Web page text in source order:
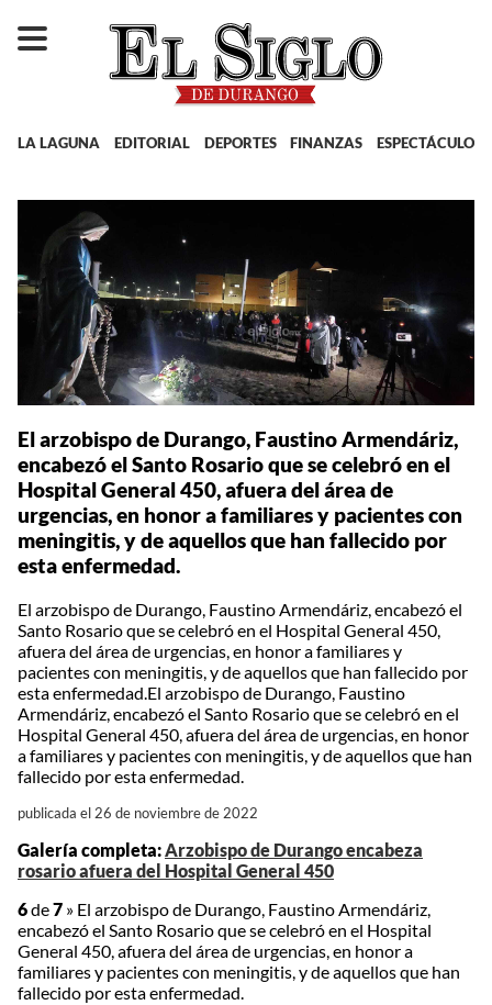
LA LAGUNA EDITORIAL DEPORTES FINANZAS ESPECTÁCULOS
El arzobispo de Durango, Faustino Armendáriz,
encabezó el Santo Rosario que se celebró en el
Hospital General 450, afuera del área de
urgencias, en honor a familiares y pacientes con
meningitis, y de aquellos que han fallecido por
esta enfermedad.
El arzobispo de Durango, Faustino Armendáriz, encabezó el
Santo Rosario que se celebró en el Hospital General 450,
afuera del área de urgencias, en honor a familiares y
pacientes con meningitis, y de aquellos que han fallecido por
esta enfermedad.El arzobispo de Durango, Faustino
Armendáriz, encabezó el Santo Rosario que se celebró en el
Hospital General 450, afuera del área de urgencias, en honor
a familiares y pacientes con meningitis, y de aquellos que han
fallecido por esta enfermedad.
publicada el 26 de noviembre de 2022
Galería completa:Arzobispo de Durango encabeza
rosario afuera del Hospital General 450
6de7 » El arzobispo de Durango, Faustino Armendáriz,
encabezó el Santo Rosario que se celebró en el Hospital
General 450, afuera del área de urgencias, en honor a
familiares y pacientes con meningitis, y de aquellos que han
fallecido por esta enfermedad.